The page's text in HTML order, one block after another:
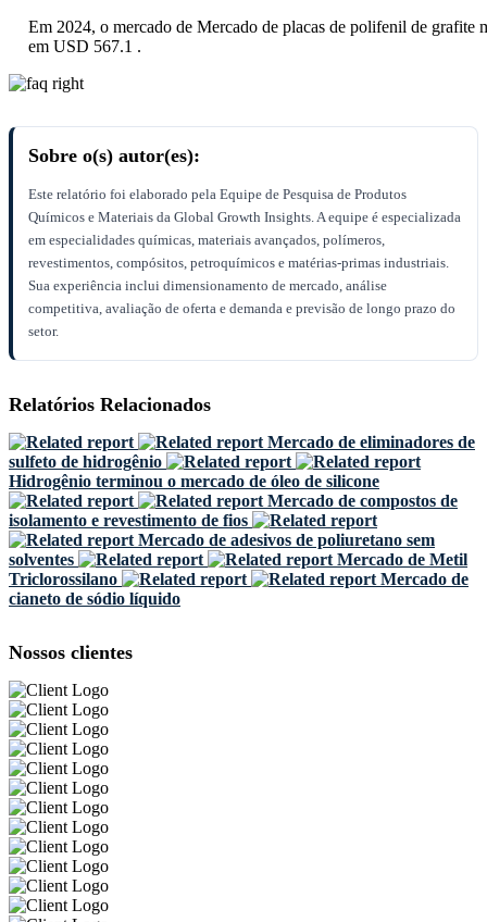
Em 2024, o mercado de Mercado de placas de polifenil de grafite
em USD 567.1 .
Sobre o(s) autor(es):
Este relatório foi elaborado pela Equipe de Pesquisa de Produtos
Químicos e Materiais da Global Growth Insights. A equipe é especializada
em especialidades químicas, materiais avançados, polímeros,
revestimentos, compósitos, petroquímicos e matérias-primas industriais.
Sua experiência inclui dimensionamento de mercado, análise
competitiva, avaliação de oferta e demanda e previsão de longo prazo do
setor.
Relatórios Relacionados
Mercado de eliminadores de
sulfeto de hidrogênio
Hidrogênio terminou o mercado de óleo de silicone
Mercado de compostos de
isolamento e revestimento de fios
Mercado de adesivos de poliuretano sem
solventes
Mercado de Metil
Triclorossilano
Mercado de
cianeto de sódio líquido
Nossos clientes